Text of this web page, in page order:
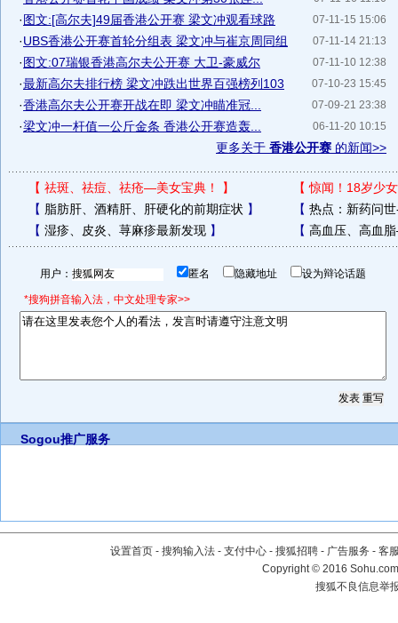
07-11-15 15:06
·图文:[高尔夫]49届香港公开赛 梁文冲观看球路
07-11-14 21:13
·UBS香港公开赛首轮分组表 梁文冲与崔京周同组
07-11-10 12:38
·图文:07瑞银香港高尔夫公开赛 大卫-豪威尔
07-10-23 15:45
·最新高尔夫排行榜 梁文冲跌出世界百强榜列103
07-09-21 23:38
·香港高尔夫公开赛开战在即 梁文冲瞄准冠...
06-11-20 10:15
·梁文冲一杆值一公斤金条 香港公开赛造轰...
更多关于 香港公开赛 的新闻>>
【 祛斑、祛痘、祛疮—美女宝典！ 】 【惊闻！18岁少
【 脂肪肝、酒精肝、肝硬化的前期症状 】 【 热点：新药问
【 湿疹、皮炎、荨麻疹最新发现】 【 高血压、高血
用户： 匿名 隐藏地址 设为辩论话题
*搜狗拼音输入法，中文处理专家>>
Sogou推广服务
设置首页 - 搜狗输入法 - 支付中心 - 搜狐招聘 - 广告服务 - 客
Copyright©2016
搜狐不良信息举